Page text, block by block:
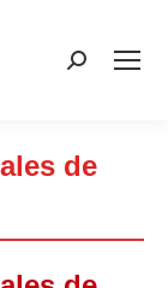
Buscar:
de